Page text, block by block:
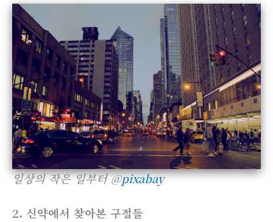
일상의 작은 일부터 @pixabay
2. 신약에서 찾아본 구절들